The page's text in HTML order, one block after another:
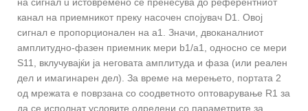
канал на приемникот преку насочен спојувач D1. Овој
сигнал е пропорционален на a1. Значи, двоканалниот
амплитудно-фазен приемник мери b1/a1, односно се мери
S11, вклучувајќи ја неговата амплитуда и фаза (или реален
дел и имагинарен дел). За време на мерењето, портата 2
од мрежата е поврзана со соодветното оптоварување R1 за
да се исполнат условите одредени со параметрите за